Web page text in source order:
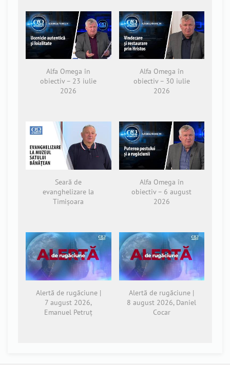
Alfa Omega în
obiectiv – 23 iulie
2026
Alfa Omega în
obiectiv – 30 iulie
2026
Seară de
evanghelizare la
Timișoara
Alfa Omega în
obiectiv – 6 august
2026
Alertă de rugăciune |
7 august 2026,
Emanuel Petruț
Alertă de rugăciune |
8 august 2026, Daniel
Cocar